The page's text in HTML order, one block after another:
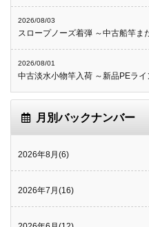
2026/08/03
スロープノーズ着弾 ～中古船竿ま
2026/08/01
中古淡水小物竿入荷 ～新品PEラ
月別バックナンバー
2026年8月(6)
2026年7月(16)